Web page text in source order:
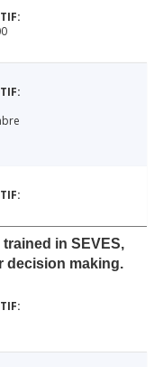
in SEVES,
decision making.